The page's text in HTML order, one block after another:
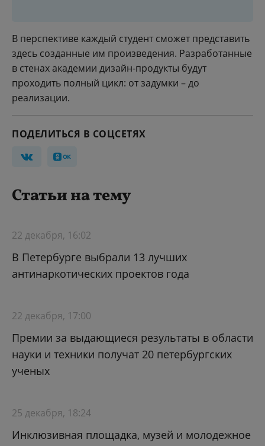
В перспективе каждый студент сможет представить
здесь созданные им произведения. Разработанные
в стенах академии дизайн-продукты будут
проходить полный цикл: от задумки – до
реализации.
ПОДЕЛИТЬСЯ В СОЦСЕТЯХ
Статьи на тему
22 декабря, 16:02
В Петербурге выбрали 13 лучших
антинаркотических проектов года
22 декабря, 17:00
Премии за выдающиеся результаты в области
науки и техники получат 20 петербургских
ученых
25 декабря, 18:24
Инклюзивная площадка, музей и молодежное